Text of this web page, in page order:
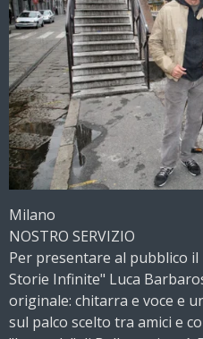
Milano
NOSTRO SERVIZIO
Per presentare al pubblico
Storie Infinite" Luca
originale: chitarra e voce e
sul palco scelto tra amici e